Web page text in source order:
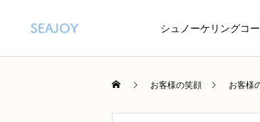
シュノーケリングコ
お客様の笑顔 お客様